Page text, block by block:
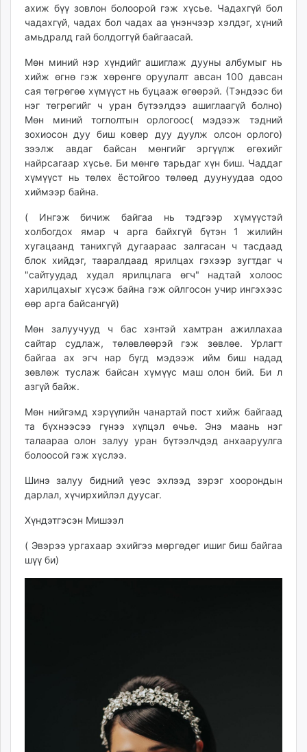
ахиж бүү зовлон болоорой гэж хүсье. Чадахгүй бол
чадахгүй, чадах бол чадах аа үнэнчээр хэлдэг, хүний
амьдралд гай болдоггүй байгаасай.
Мөн миний нэр хүндийг ашиглаж дууны албумыг нь
хийж өгнө гэж хөрөнгө оруулалт авсан 100 давсан
сая төгрөгөө хүмүүст нь буцааж өгөөрэй. (Тэндээс би
нэг төгрөгийг ч уран бүтээлдээ ашиглаагүй болно)
Мөн миний тоглолтын орлогоос( мэдээж тэдний
зохиосон дуу биш ковер дуу дуулж олсон орлого)
зээлж авдаг байсан мөнгийг эргүүлж өгөхийг
найрсагаар хүсье. Би мөнгө тарьдаг хүн биш. Чаддаг
хүмүүст нь төлөх ёстойгоо төлөөд дуунуудаа одоо
хиймээр байна.
( Ингэж бичиж байгаа нь тэдгээр хүмүүстэй
холбогдох ямар ч арга байхгүй бүтэн 1 жилийн
хугацаанд танихгүй дугаараас залгасан ч тасдаад
блок хийдэг, тааралдаад ярилцах гэхээр зугтдаг ч
"сайтуудад худал ярилцлага өгч" надтай холоос
харилцахыг хүсэж байна гэж ойлгосон учир ингэхээс
өөр арга байсангүй)
Мөн залуучууд ч бас хэнтэй хамтран ажиллахаа
сайтар судлаж, төлөвлөөрэй гэж зөвлөе. Урлагт
байгаа ах эгч нар бүгд мэдээж ийм биш надад
зөвлөж туслаж байсан хүмүүс маш олон бий. Би л
азгүй байж.
Мөн нийгэмд хэрүүлийн чанартай пост хийж байгаад
та бүхнээсээ гүнээ хүлцэл өчье. Энэ маань нэг
талаараа олон залуу уран бүтээлчдэд анхааруулга
болоосой гэж хүслээ.
Шинэ залуу бидний үеэс эхлээд зэрэг хоорондын
дарлал, хүчирхийлэл дуусаг.
Хүндэтгэсэн Мишээл
( Эвэрээ ургахаар эхийгээ мөргөдөг ишиг биш байгаа
шүү би)